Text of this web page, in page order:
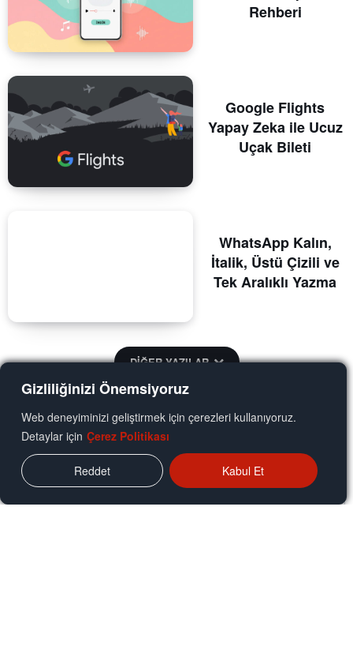
Gizliliğinizi Önemsiyoruz
Web deneyiminizi geliştirmek için çerezleri kullanıyoruz.
Detaylar için Çerez Politikası
Reddet Kabul Et
Rehberi
Google Flights
Yapay Zeka ile Ucuz
Uçak Bileti
WhatsApp Kalın,
İtalik, Üstü Çizili ve
Tek Aralıklı Yazma
DİĞER YAZILAR
YORUM ALANI